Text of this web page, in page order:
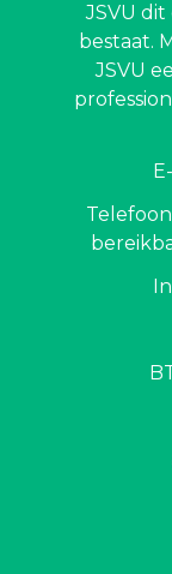
JSVU
bestaat.
JSVU